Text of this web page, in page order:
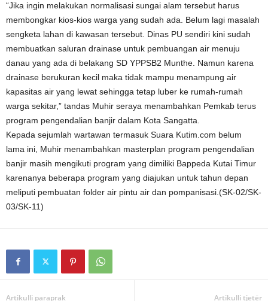
“Jika ingin melakukan normalisasi sungai alam tersebut harus
membongkar kios-kios warga yang sudah ada. Belum lagi masalah
sengketa lahan di kawasan tersebut. Dinas PU sendiri kini sudah
membuatkan saluran drainase untuk pembuangan air menuju
danau yang ada di belakang SD YPPSB2 Munthe. Namun karena
drainase berukuran kecil maka tidak mampu menampung air
kapasitas air yang lewat sehingga tetap luber ke rumah-rumah
warga sekitar,” tandas Muhir seraya menambahkan Pemkab terus
program pengendalian banjir dalam Kota Sangatta.
Kepada sejumlah wartawan termasuk Suara Kutim.com belum
lama ini, Muhir menambahkan masterplan program pengendalian
banjir masih mengikuti program yang dimiliki Bappeda Kutai Timur
karenanya beberapa program yang diajukan untuk tahun depan
meliputi pembuatan folder air pintu air dan pompanisasi.(SK-02/SK-
03/SK-11)
Artikulli paraprak Artikulli tjetër